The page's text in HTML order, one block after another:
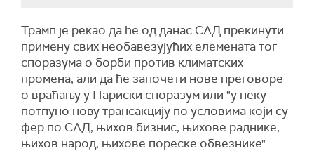
Трамп је рекао да ће од данас САД прекинути
примену свих необавезујућих елемената тог
споразума о борби против климатских
промена, али да ће започети нове преговоре
о враћању у Париски споразум или "у неку
потпуно нову трансакцију по условима који су
фер по САД, њихов бизнис, њихове раднике,
њихов народ, њихове пореске обвезнике"